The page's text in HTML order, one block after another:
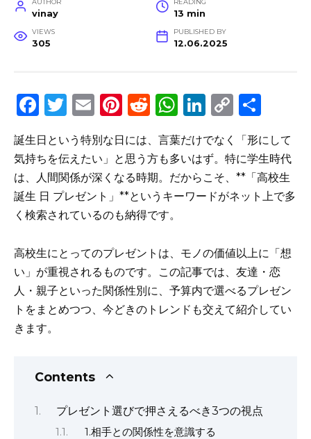
AUTHOR
vinay
READING
13 min
VIEWS
305
PUBLISHED BY
12.06.2025
F
c
e
b
o
k
T
it
te
r
E
ai
l
Pi
te
re
st
R
e
d
di
t
W
a
ts
A
Li
k
e
dI
C
p
y
Li
ar
e
誕生日という特別な日には、言葉だけでなく「形にして
気持ちを伝えたい」と思う方も多いはず。特に学生時代
は、人間関係が深くなる時期。だからこそ、**「高校生
誕生 日 プレゼント」**というキーワードがネット上で多
く検索されているのも納得です。
高校生にとってのプレゼントは、モノの価値以上に「想
い」が重視されるものです。この記事では、友達・恋
人・親子といった関係性別に、予算内で選べるプレゼン
トをまとめつつ、今どきのトレンドも交えて紹介してい
きます。
Contents
プレゼント選びで押さえるべき3つの視点
1.相手との関係性を意識する